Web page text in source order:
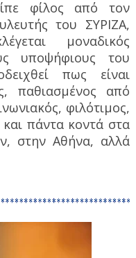
φίλος από τον
του ΣΥΡΙΖΑ,
μοναδικός
υποψήφιους του
πως είναι
παθιασμένος από
φιλότιμος,
πάντα κοντά στα
στην Αθήνα, αλλά